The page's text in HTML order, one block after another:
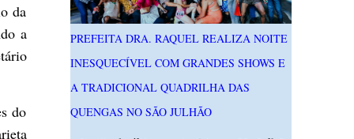
da
a
do
Militar, dois carros que seguiam em sentidos
opostos bateram de frente. Um dos
condutores apresentava sinais de
embriaguez, foi levado ao Hospital Regional
Tarcísio Maia, em Mossoró, e autuado em
flagrante. O exame pericial para confirmar a
presença de álcool no organismo está em
PREFEITA DRA. RAQUEL REALIZA NOITE
INESQUECÍVEL COM GRANDES SHOWS E
A TRADICIONAL QUADRILHA DAS
QUENGAS NO SÃO JULHÃO